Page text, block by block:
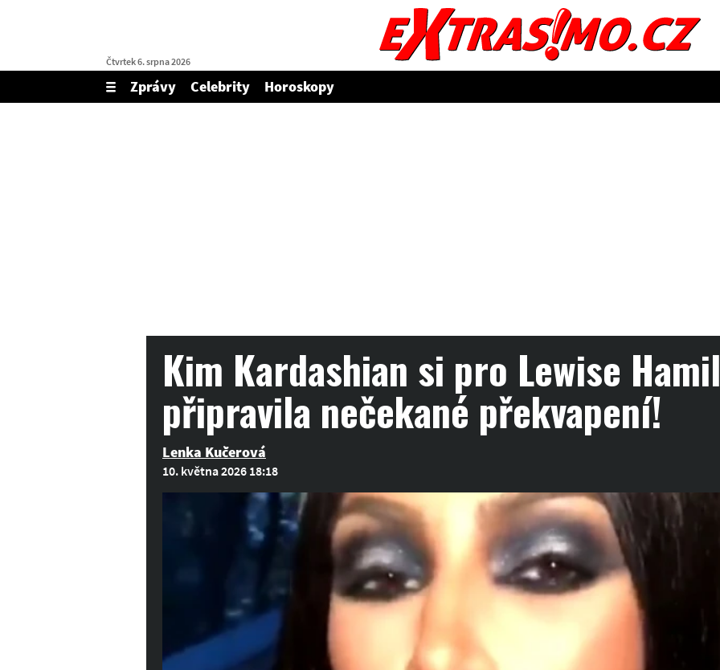
Čtvrtek 6. srpna 2026
Zobrazit/skrýt
menu
Zprávy Celebrity
Horoskopy
Kim Kardashian si pro Lewise
připravila nečekané překvapení!
Lenka Kučerová
10. května 2026 18:18